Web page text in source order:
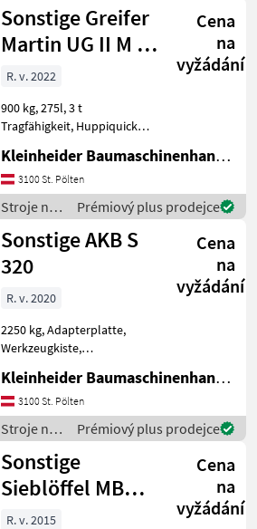
Sonstige
Sonstige Greifer
Martin UG II M 15
Huppiquick
Cena
na
vyžádání
R. v. 2022
900 kg, 275l, 3 t
Tragfähigkeit, Huppiquick
príslušenstvo rýpadla
Kleinheider Baumaschinenhandel GmbH.
3100 St. Pölten
Stroje na
stavbu /
Sonstige
Prémiový plus prodejce
Sonstige AKB S
320
Cena
na
vyžádání
R. v. 2020
2250 kg, Adapterplatte,
Werkzeugkiste,
komplett überholt in
2.2024 Stroje na stavbu
príslušenstvo rýpadla
Kleinheider Baumaschinenhandel GmbH.
3100 St. Pölten
Stroje na
stavbu /
Sonstige
Prémiový plus prodejce
Sonstige
Sieblöffel MB
S18-S2
Cena
na
vyžádání
R. v. 2015